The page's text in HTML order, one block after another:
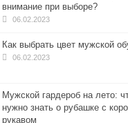
внимание при выборе?
06.02.2023
Как выбрать цвет мужской
06.02.2023
Мужской гардероб на лето:
нужно знать о рубашке с
рукавом